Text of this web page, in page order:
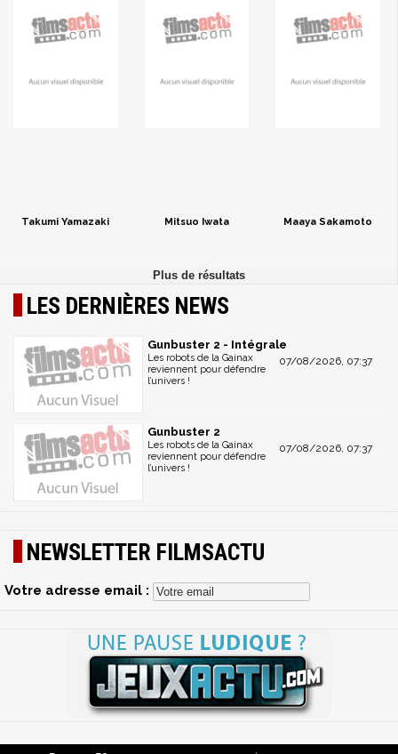
Takumi Yamazaki Mitsuo Iwata Maaya Sakamoto
LES DERNIÈRES NEWS
Gunbuster 2 - Intégrale
07/08/2026, 07:37
Les robots de la Gainax
reviennent pour défendre
l’univers !
Gunbuster 2
07/08/2026, 07:37
Les robots de la Gainax
reviennent pour défendre
l’univers !
NEWSLETTER FILMSACTU
Votre adresse email :